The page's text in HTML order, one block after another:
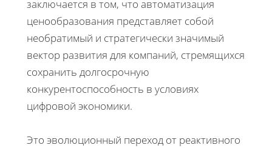
заключается в том, что автоматизация
ценообразования представляет собой
необратимый и стратегически значимый
вектор развития для компаний, стремящихся
сохранить долгосрочную
конкурентоспособность в условиях
цифровой экономики.
Это эволюционный переход от реактивного